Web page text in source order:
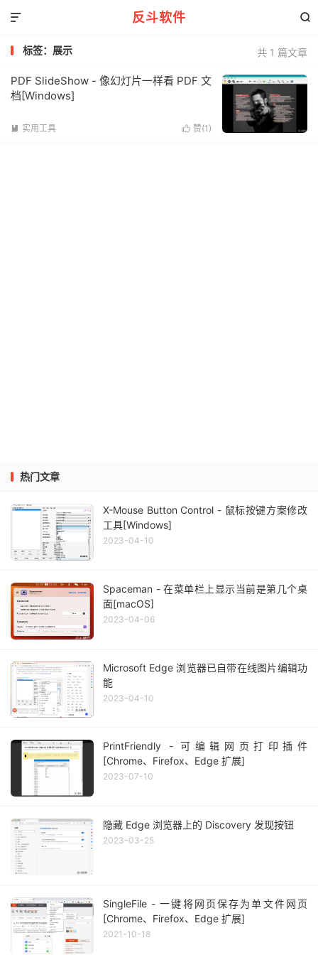
反斗软件 

共 1 篇文章
标签：展示
PDF SlideShow - 像幻灯片一样看 PDF 文
档[Windows]
 赞(1 )
 实用工具
热门文章
X-Mouse Button Control - 鼠标按键方案修改
工具[Windows]
2023-04-10
Spaceman - 在菜单栏上显示当前是第几个桌
面[macOS]
2023-04-06
Microsoft Edge 浏览器已自带在线图片编辑功
能
2023-04-10
PrintFriendly - 可编辑网页打印插件
[Chrome、Firefox、Edge 扩展]
2023-07-10
隐藏 Edge 浏览器上的 Discovery 发现按钮
2023-03-25
SingleFile - 一键将网页保存为单文件网页
[Chrome、Firefox、Edge 扩展]
2021-10-18